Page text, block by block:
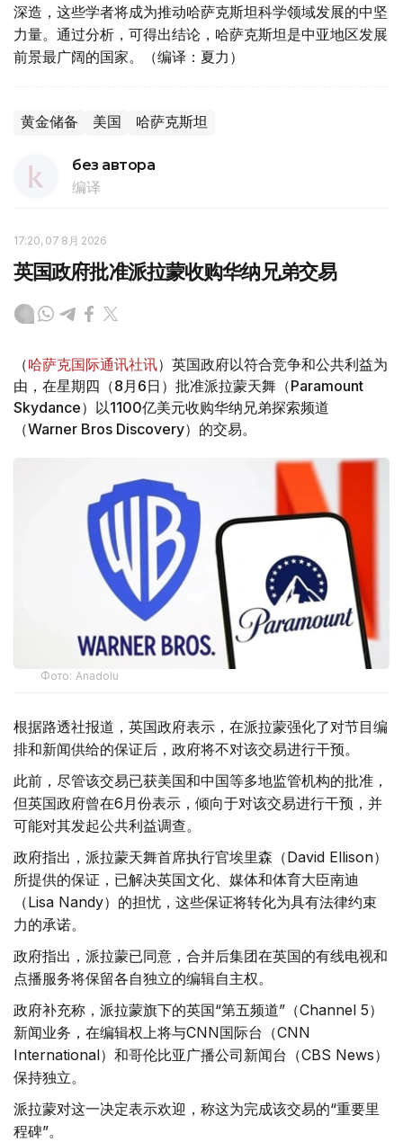
深造，这些学者将成为推动哈萨克斯坦科学领域发展的中坚
力量。通过分析，可得出结论，哈萨克斯坦是中亚地区发展
前景最广阔的国家。（编译：夏力）
黄金储备 美国 哈萨克斯坦
без автора
编译
17:20, 07 8月 2026
英国政府批准派拉蒙收购华纳兄弟交易
（哈萨克国际通讯社讯）英国政府以符合竞争和公共利益为
由，在星期四（8月6日）批准派拉蒙天舞（Paramount
Skydance）以1100亿美元收购华纳兄弟探索频道
（Warner Bros Discovery）的交易。
Фото: Аnadolu
根据路透社报道，英国政府表示，在派拉蒙强化了对节目编
排和新闻供给的保证后，政府将不对该交易进行干预。
此前，尽管该交易已获美国和中国等多地监管机构的批准，
但英国政府曾在6月份表示，倾向于对该交易进行干预，并
可能对其发起公共利益调查。
政府指出，派拉蒙天舞首席执行官埃里森（David Ellison）
所提供的保证，已解决英国文化、媒体和体育大臣南迪
（Lisa Nandy）的担忧，这些保证将转化为具有法律约束
力的承诺。
政府指出，派拉蒙已同意，合并后集团在英国的有线电视和
点播服务将保留各自独立的编辑自主权。
政府补充称，派拉蒙旗下的英国“第五频道”（Channel 5）
新闻业务，在编辑权上将与CNN国际台（CNN
International）和哥伦比亚广播公司新闻台（CBS News）
保持独立。
派拉蒙对这一决定表示欢迎，称这为完成该交易的“重要里
程碑”。